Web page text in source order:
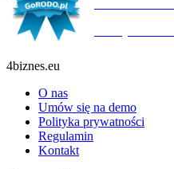
4biznes.eu
O nas
Umów się na demo
Polityka prywatności
Regulamin
Kontakt